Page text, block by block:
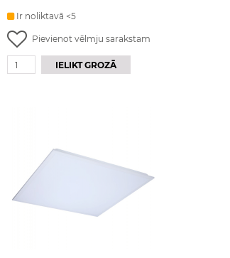
Ir noliktavā <5
Pievienot vēlmju sarakstam
IELIKT GROZĀ